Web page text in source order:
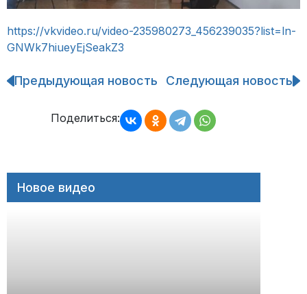
https://vkvideo.ru/video-235980273_456239035?list=ln-
GNWk7hiueyEjSeakZ3
Навигация
записям
Предыдующая новость Следующая новость
Поделиться:
Новое видео